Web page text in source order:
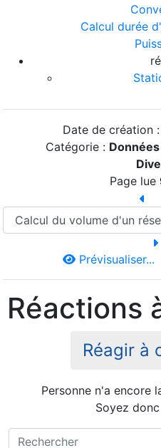
Calcul durée
Date de création :
Catégorie :
Page lue
Prévisualiser...
Réactions
Réagir à
Personne n'a encore
Soyez